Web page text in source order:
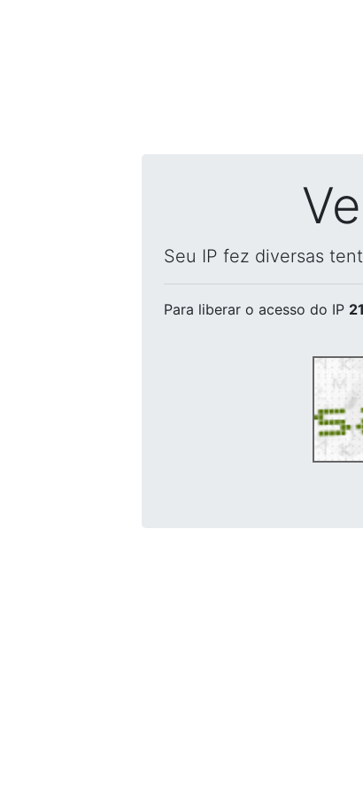
Seu IP fez diversas
Para liberar o acesso do IP